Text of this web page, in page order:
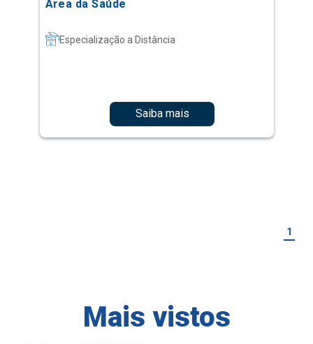
Área da Saúde
Especialização a Distância
Saiba mais
1
Mais vistos